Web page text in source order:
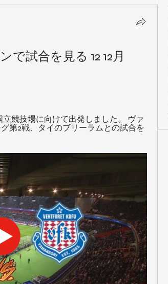
で試合を見る 12 12月
競技場に向けて出発しました。 ヴァ
第2戦、タイのブリーラムとの試合を